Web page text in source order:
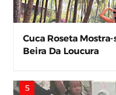
Cuca Roseta Mostra-
Beira Da Loucura